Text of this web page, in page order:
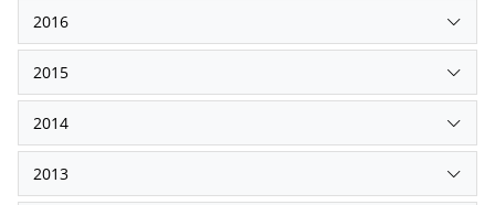
2016
2015
2014
2013